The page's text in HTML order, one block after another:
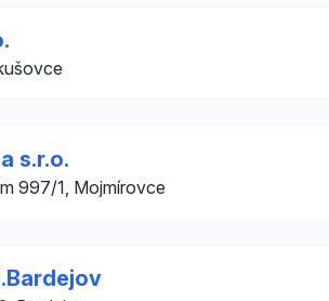
s.r.o.
997/1, Mojmírovce